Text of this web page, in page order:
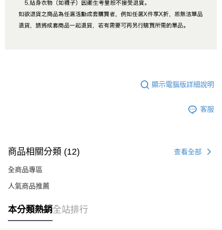
顯示電腦版詳細說明
客服
商品相關分類 (12) 查看全部
全商品專區
人氣商品推薦
本分類熱銷全站排行